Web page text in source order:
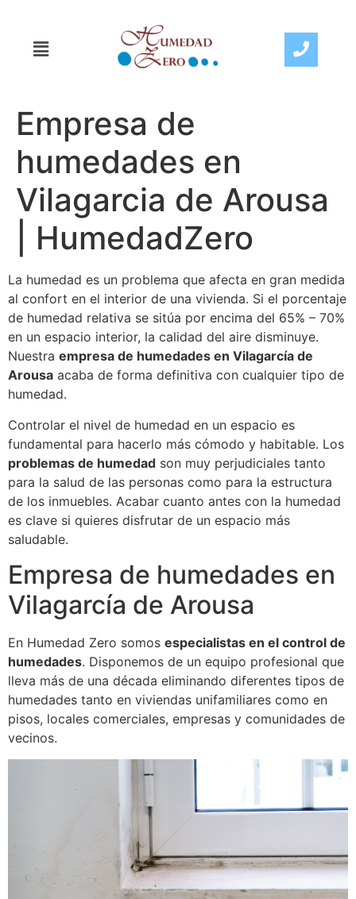
Empresa de
humedades en
Vilagarcia de Arousa
| HumedadZero
La humedad es un problema que afecta en gran medida
al confort en el interior de una vivienda. Si el porcentaje
de humedad relativa se sitúa por encima del 65% – 70%
en un espacio interior, la calidad del aire disminuye.
Nuestra empresa de humedades en Vilagarcía de
Arousa acaba de forma definitiva con cualquier tipo de
humedad.
Controlar el nivel de humedad en un espacio es
fundamental para hacerlo más cómodo y habitable. Los
problemas de humedad son muy perjudiciales tanto
para la salud de las personas como para la estructura
de los inmuebles. Acabar cuanto antes con la humedad
es clave si quieres disfrutar de un espacio más
saludable.
Empresa de humedades en
Vilagarcía de Arousa
En Humedad Zero somos especialistas en el control de
humedades. Disponemos de un equipo profesional que
lleva más de una década eliminando diferentes tipos de
humedades tanto en viviendas unifamiliares como en
pisos, locales comerciales, empresas y comunidades de
vecinos.